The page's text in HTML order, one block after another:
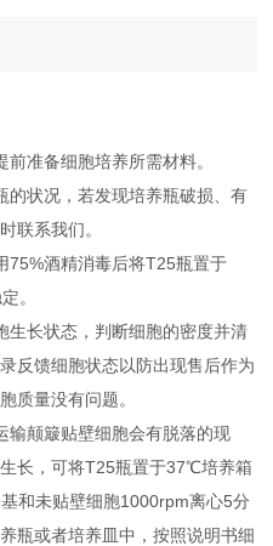
准备细胞培养所需材料。
的状况，若发现培养瓶破损、有
联系我们。
75%酒精消毒后将T25瓶置于
。
生长状态，判断细胞的密度并清
反馈细胞状态以防出现售后作为
质量没有问题。
输颠簸贴壁细胞会有脱落的现
长，可将T25瓶置于37℃培养箱
和未贴壁细胞1000rpm离心5分
瓶或者培养皿中，按照说明书细